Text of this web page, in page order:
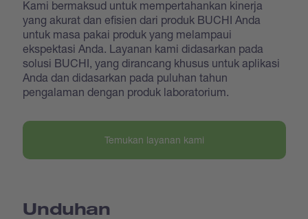
Kami bermaksud untuk mempertahankan kinerja
yang akurat dan efisien dari produk BUCHI Anda
untuk masa pakai produk yang melampaui
ekspektasi Anda. Layanan kami didasarkan pada
solusi BUCHI, yang dirancang khusus untuk aplikasi
Anda dan didasarkan pada puluhan tahun
pengalaman dengan produk laboratorium.
Temukan layanan kami
Unduhan